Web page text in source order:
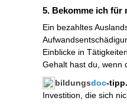
5. Bekomme ich für
Ein bezahltes
Einblicke in
Gehalt hast du, wenn
bildungsdoc-tipp.
Investition, die sich